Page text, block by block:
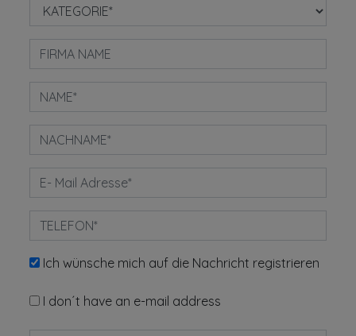
Ich wünsche mich auf die Nachricht registrieren
I don´t have an e-mail address